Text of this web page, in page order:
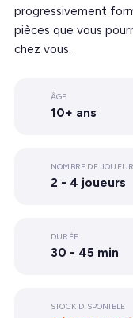
progressivement
pièces que vous
chez vous.
ÂGE
10+ ans
NOMBRE DE
2 - 4 joueurs
DURÉE
30 - 45 min
STOCK DISPONIBLE